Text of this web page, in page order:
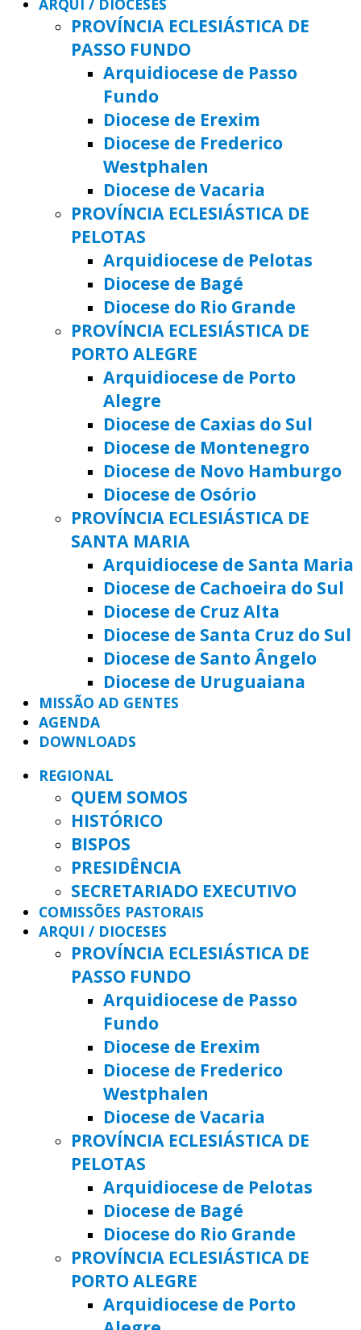
ARQUI / DIOCESES
PROVÍNCIA ECLESIÁSTICA DE
PASSO FUNDO
Arquidiocese de Passo
Fundo
Diocese de Erexim
Diocese de Frederico
Westphalen
Diocese de Vacaria
PROVÍNCIA ECLESIÁSTICA DE
PELOTAS
Arquidiocese de Pelotas
Diocese de Bagé
Diocese do Rio Grande
PROVÍNCIA ECLESIÁSTICA DE
PORTO ALEGRE
Arquidiocese de Porto
Alegre
Diocese de Caxias do Sul
Diocese de Montenegro
Diocese de Novo Hamburgo
Diocese de Osório
PROVÍNCIA ECLESIÁSTICA DE
SANTA MARIA
Arquidiocese de Santa Maria
Diocese de Cachoeira do Sul
Diocese de Cruz Alta
Diocese de Santa Cruz do Sul
Diocese de Santo Ângelo
Diocese de Uruguaiana
MISSÃO AD GENTES
AGENDA
DOWNLOADS
REGIONAL
QUEM SOMOS
HISTÓRICO
BISPOS
PRESIDÊNCIA
SECRETARIADO EXECUTIVO
COMISSÕES PASTORAIS
ARQUI / DIOCESES
PROVÍNCIA ECLESIÁSTICA DE
PASSO FUNDO
Arquidiocese de Passo
Fundo
Diocese de Erexim
Diocese de Frederico
Westphalen
Diocese de Vacaria
PROVÍNCIA ECLESIÁSTICA DE
PELOTAS
Arquidiocese de Pelotas
Diocese de Bagé
Diocese do Rio Grande
PROVÍNCIA ECLESIÁSTICA DE
PORTO ALEGRE
Arquidiocese de Porto